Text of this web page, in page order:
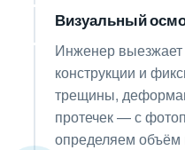
Визуальный
Инженер выезжает
конструкции и
трещины,
протечек — с
определяем объём